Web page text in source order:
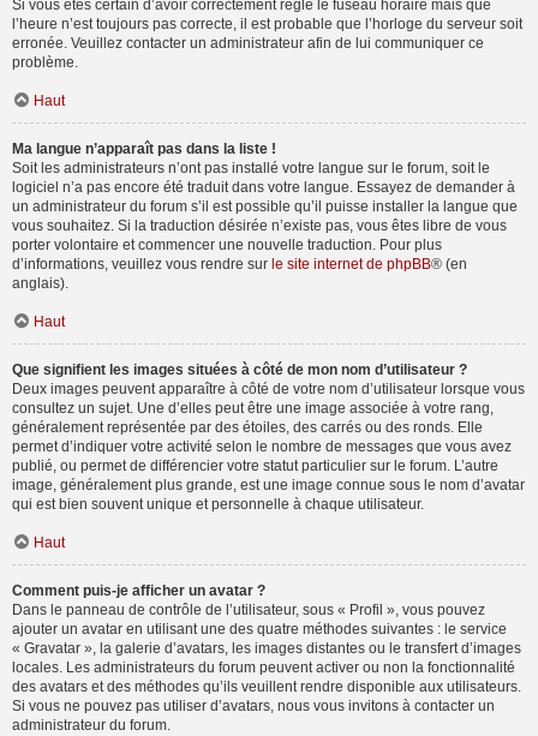
Si vous êtes certain d’avoir correctement réglé le fuseau horaire mais que
l’heure n’est toujours pas correcte, il est probable que l’horloge du serveur soit
erronée. Veuillez contacter un administrateur afin de lui communiquer ce
problème.
Haut
Ma langue n’apparaît pas dans la liste !
Soit les administrateurs n’ont pas installé votre langue sur le forum, soit le
logiciel n’a pas encore été traduit dans votre langue. Essayez de demander à
un administrateur du forum s’il est possible qu’il puisse installer la langue que
vous souhaitez. Si la traduction désirée n’existe pas, vous êtes libre de vous
porter volontaire et commencer une nouvelle traduction. Pour plus
d’informations, veuillez vous rendre sur le site internet de phpBB® (en
anglais).
Haut
Que signifient les images situées à côté de mon nom d’utilisateur ?
Deux images peuvent apparaître à côté de votre nom d’utilisateur lorsque vous
consultez un sujet. Une d’elles peut être une image associée à votre rang,
généralement représentée par des étoiles, des carrés ou des ronds. Elle
permet d’indiquer votre activité selon le nombre de messages que vous avez
publié, ou permet de différencier votre statut particulier sur le forum. L’autre
image, généralement plus grande, est une image connue sous le nom d’avatar
qui est bien souvent unique et personnelle à chaque utilisateur.
Haut
Comment puis-je afficher un avatar ?
Dans le panneau de contrôle de l’utilisateur, sous « Profil », vous pouvez
ajouter un avatar en utilisant une des quatre méthodes suivantes : le service
« Gravatar », la galerie d’avatars, les images distantes ou le transfert d’images
locales. Les administrateurs du forum peuvent activer ou non la fonctionnalité
des avatars et des méthodes qu’ils veuillent rendre disponible aux utilisateurs.
Si vous ne pouvez pas utiliser d’avatars, nous vous invitons à contacter un
administrateur du forum.